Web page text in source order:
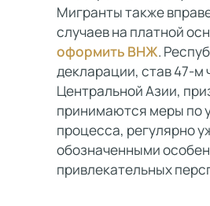
Мигранты также
случаев на платной
оформить ВНЖ.
декларации, став 47-м
Центральной Азии,
принимаются меры по
процесса, регулярно
обозначенными
привлекательных